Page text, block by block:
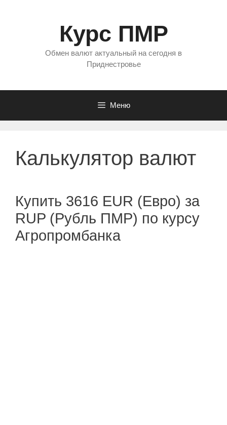
Курс ПМР
Обмен валют актуальный на сегодня в
Приднестровье
Меню
Калькулятор валют
Купить 3616 EUR (Евро) за
RUP (Рубль ПМР) по курсу
Агропромбанка